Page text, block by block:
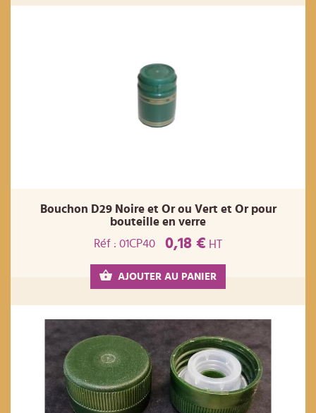
Bouchon D29 Noire et Or ou Vert et Or pour
bouteille en verre
Réf : 01CP40
0,18 € HT
AJOUTER AU PANIER